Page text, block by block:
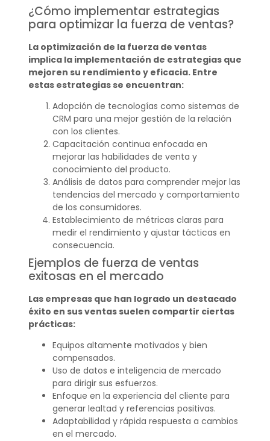
¿Cómo implementar estrategias
para optimizar la fuerza de ventas?
La optimización de la fuerza de ventas
implica la implementación de estrategias que
mejoren su rendimiento y eficacia. Entre
estas estrategias se encuentran:
Adopción de tecnologías como sistemas de
CRM para una mejor gestión de la relación
con los clientes.
Capacitación continua enfocada en
mejorar las habilidades de venta y
conocimiento del producto.
Análisis de datos para comprender mejor las
tendencias del mercado y comportamiento
de los consumidores.
Establecimiento de métricas claras para
medir el rendimiento y ajustar tácticas en
consecuencia.
Ejemplos de fuerza de ventas
exitosas en el mercado
Las empresas que han logrado un destacado
éxito en sus ventas suelen compartir ciertas
prácticas:
Equipos altamente motivados y bien
compensados.
Uso de datos e inteligencia de mercado
para dirigir sus esfuerzos.
Enfoque en la experiencia del cliente para
generar lealtad y referencias positivas.
Adaptabilidad y rápida respuesta a cambios
en el mercado.